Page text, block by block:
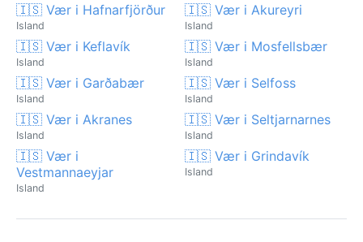
🇮🇸 Vær i Hafnarfjörður
Island
🇮🇸 Vær i Akureyri
Island
🇮🇸 Vær i Keflavík
Island
🇮🇸 Vær i Mosfellsbær
Island
🇮🇸 Vær i Garðabær
Island
🇮🇸 Vær i Selfoss
Island
🇮🇸 Vær i Akranes
Island
🇮🇸 Vær i Seltjarnarnes
Island
🇮🇸 Vær i
Vestmannaeyjar
Island
🇮🇸 Vær i Grindavík
Island